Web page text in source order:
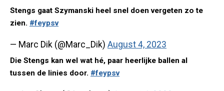
Stengs gaat Szymanski heel snel doen vergeten zo te
zien. #feypsv
— Marc Dik (@Marc_Dik) August 4, 2023
Die Stengs kan wel wat hé, paar heerlijke ballen al
tussen de linies door. #feypsv